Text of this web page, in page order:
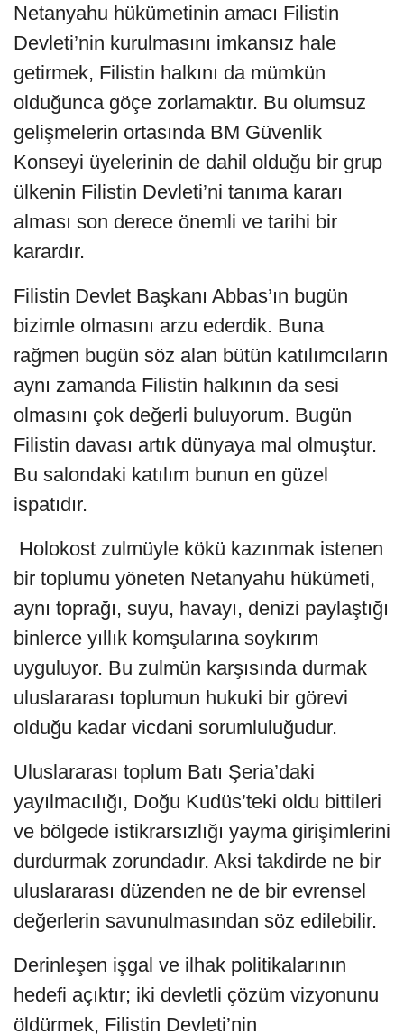
Netanyahu hükümetinin amacı Filistin
Devleti’nin kurulmasını imkansız hale
getirmek, Filistin halkını da mümkün
olduğunca göçe zorlamaktır. Bu olumsuz
gelişmelerin ortasında BM Güvenlik
Konseyi üyelerinin de dahil olduğu bir grup
ülkenin Filistin Devleti’ni tanıma kararı
alması son derece önemli ve tarihi bir
karardır.
Filistin Devlet Başkanı Abbas’ın bugün
bizimle olmasını arzu ederdik. Buna
rağmen bugün söz alan bütün katılımcıların
aynı zamanda Filistin halkının da sesi
olmasını çok değerli buluyorum. Bugün
Filistin davası artık dünyaya mal olmuştur.
Bu salondaki katılım bunun en güzel
ispatıdır.
Holokost zulmüyle kökü kazınmak istenen
bir toplumu yöneten Netanyahu hükümeti,
aynı toprağı, suyu, havayı, denizi paylaştığı
binlerce yıllık komşularına soykırım
uyguluyor. Bu zulmün karşısında durmak
uluslararası toplumun hukuki bir görevi
olduğu kadar vicdani sorumluluğudur.
Uluslararası toplum Batı Şeria’daki
yayılmacılığı, Doğu Kudüs’teki oldu bittileri
ve bölgede istikrarsızlığı yayma girişimlerini
durdurmak zorundadır. Aksi takdirde ne bir
uluslararası düzenden ne de bir evrensel
değerlerin savunulmasından söz edilebilir.
Derinleşen işgal ve ilhak politikalarının
hedefi açıktır; iki devletli çözüm vizyonunu
öldürmek, Filistin Devleti’nin